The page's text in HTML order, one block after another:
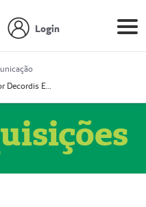
Login
Prestador Decordis Exames Cardiológicos LTDA (51004346-0)